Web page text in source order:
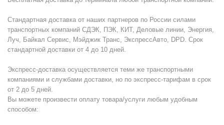
Стандартная доставка от наших партнеров по России силами
транспортных компаний СДЭК, ПЭК, КИТ, Деловые линии, Энергия,
Луч, Байкал Сервис, Мэйджик Транс, ЭкспрессАвто, DPD. Срок
стандартной доставки от 4 до 10 дней.
Экспресс-доставка осуществляется теми же транспортными
компаниями и службами доставки, но по экспресс-тарифам в срок
от 2 до 5 дней.
Вы можете произвести оплату товара/услуги любым удобным
способом: